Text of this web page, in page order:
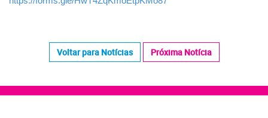
Voltar para Notícias Próxima Notícia